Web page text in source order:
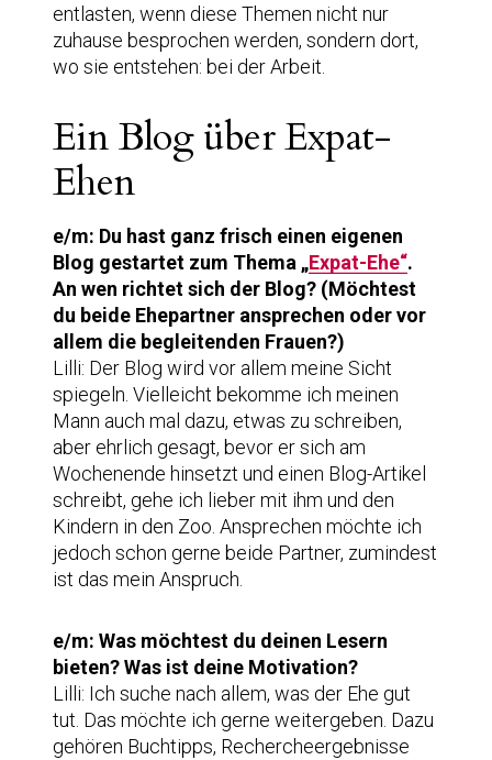
entlasten, wenn diese Themen nicht nur
zuhause besprochen werden, sondern dort,
wo sie entstehen: bei der Arbeit.
Ein Blog über Expat-
Ehen
e/m: Du hast ganz frisch einen eigenen
Blog gestartet zum Thema „Expat-Ehe“.
An wen richtet sich der Blog? (Möchtest
du beide Ehepartner ansprechen oder vor
allem die begleitenden Frauen?)
Lilli: Der Blog wird vor allem meine Sicht
spiegeln. Vielleicht bekomme ich meinen
Mann auch mal dazu, etwas zu schreiben,
aber ehrlich gesagt, bevor er sich am
Wochenende hinsetzt und einen Blog-Artikel
schreibt, gehe ich lieber mit ihm und den
Kindern in den Zoo. Ansprechen möchte ich
jedoch schon gerne beide Partner, zumindest
ist das mein Anspruch.
e/m: Was möchtest du deinen Lesern
bieten? Was ist deine Motivation?
Lilli: Ich suche nach allem, was der Ehe gut
tut. Das möchte ich gerne weitergeben. Dazu
gehören Buchtipps, Rechercheergebnisse